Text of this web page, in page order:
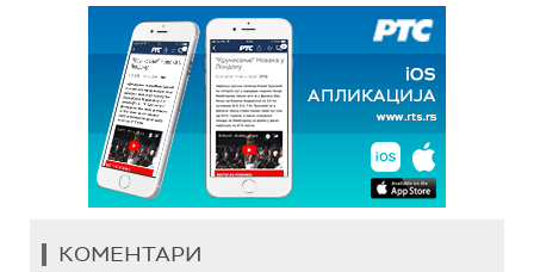
КОМЕНТАРИ